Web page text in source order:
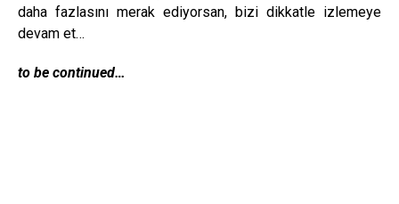
daha fazlasını merak ediyorsan, bizi dikkatle izlemeye
devam et…
to be continued…